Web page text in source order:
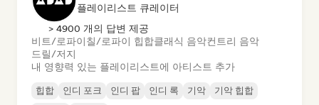
플레이리스트 큐레이터
> 4900 개의 답변 제공
비트/로파이칠/로파이 힙합클래식 음악컨트리 음악
드릴/저지
내 영향력 있는 플레이리스트에 아티스트 추가
힙합 인디 포크 인디 팝 인디 록 기악
기악 힙합